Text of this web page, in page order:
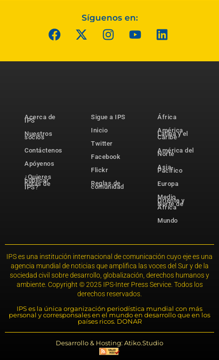
Síguenos en:
Acerca de
IPS
Nuestros
socios
Contáctenos
Apóyenos
¿Quieres
publicar
notas de
IPS?
Sigue a IPS
Inicio
Twitter
Facebook
Flickr
Reglas de
comunidad
África
América
Latina y el
Caribe
América del
Norte
Asia-
Pacífico
Europa
Medio
Oriente y
Norte de
África
Mundo
IPS es una institución internacional de comunicación cuyo eje es una
agencia mundial de noticias que amplifica las voces del Sur y de la
sociedad civil sobre desarrollo, globalización, derechos humanos y
ambiente. Copyright © 2025 IPS-Inter Press Service. Todos los
derechos reservados.
IPS es la única organización periodística mundial con más
personal y corresponsales en el mundo en desarrollo que en los
países ricos. DONAR
Desarrollo & Hosting: Atiko.Studio